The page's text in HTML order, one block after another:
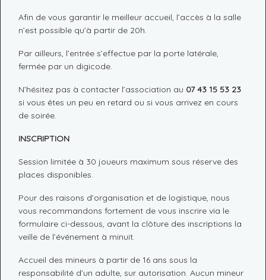
Afin de vous garantir le meilleur accueil, l’accès à la salle
n’est possible qu’à partir de 20h.
Par ailleurs, l’entrée s’effectue par la porte latérale,
fermée par un digicode.
N’hésitez pas à contacter l’association au 07 43 15 53 23
si vous êtes un peu en retard ou si vous arrivez en cours
de soirée.
INSCRIPTION
Session limitée à 30 joueurs maximum sous réserve des
places disponibles.
Pour des raisons d’organisation et de logistique, nous
vous recommandons fortement de vous inscrire via le
formulaire ci-dessous, avant la clôture des inscriptions la
veille de l’événement à minuit.
Accueil des mineurs à partir de 16 ans sous la
responsabilité d’un adulte, sur autorisation. Aucun mineur